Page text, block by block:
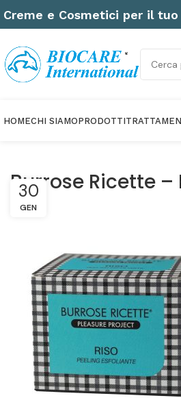
Creme e Cosmetici per il tuo
HOMECHI SIAMOPRODOTTI
Burrose Ricette –
30
GEN